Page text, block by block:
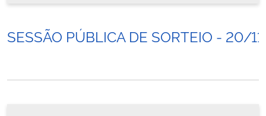
SESSÃO PÚBLICA DE SORTEIO - 20/